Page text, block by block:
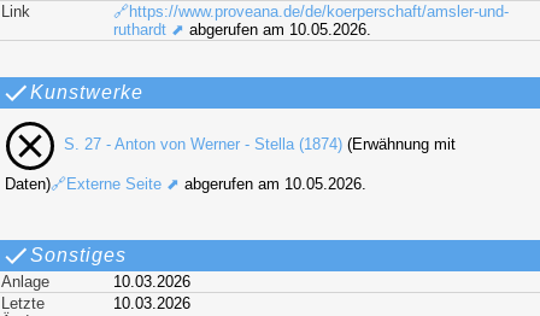
Link
🔗https://www.proveana.de/de/koerperschaft/amsler-und-
ruthardt ⬈ abgerufen am 10.05.2026.
Kunstwerke
S. 27 - Anton von Werner - Stella (1874)(Erwähnung mit
Daten)🔗Externe Seite ⬈ abgerufen am 10.05.2026.
Sonstiges
Anlage
10.03.2026
Letzte
10.03.2026